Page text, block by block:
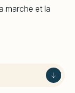
marche et la